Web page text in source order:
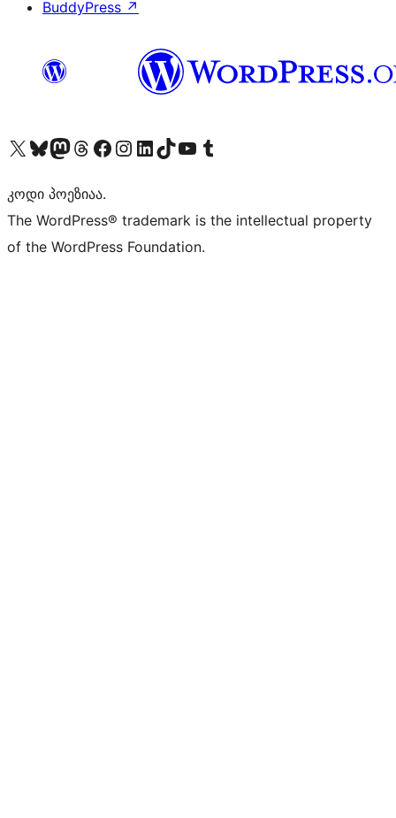
BuddyPress ↗
Visit our X (formerly Twitter) account
Visit our Bluesky account
Visit our Mastodon account
Visit our Threads account
Visit our Facebook page
Visit our Instagram account
Visit our LinkedIn account
Visit our TikTok account
Visit our YouTube channel
Visit our Tumblr account
კოდი პოეზიაა.
The WordPress® trademark is the intellectual property
of the WordPress Foundation.